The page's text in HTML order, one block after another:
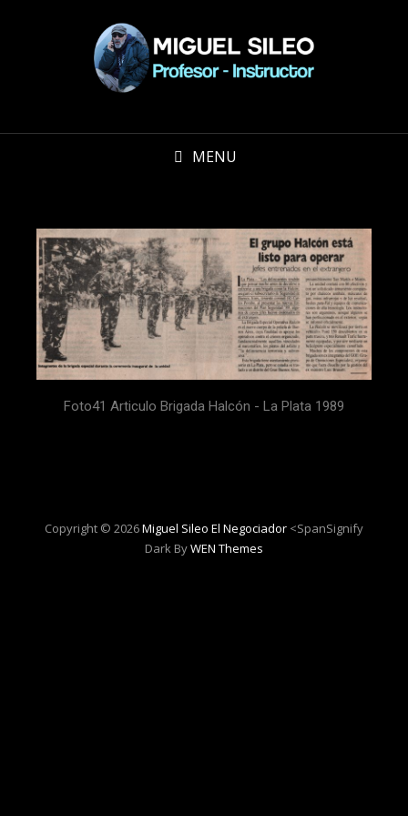
MENU
Foto41 Articulo Brigada Halcón - La Plata 1989
Copyright © 2026Miguel Sileo El Negociador <spanSignify
Dark ByWEN Themes